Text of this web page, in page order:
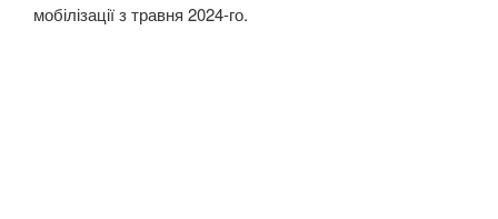
мобілізації з травня 2024-го.